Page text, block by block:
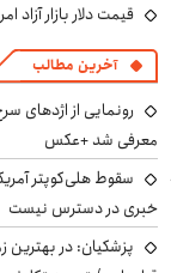
قیمت دلار بازار آزاد امروز شنبه
آخرین مطالب
رونمایی از اژدهای
معرفی شد +عکس
سقوط هلی‌کوپتر
خبری در دسترس نیست
پزشکیان‌: در بهترین